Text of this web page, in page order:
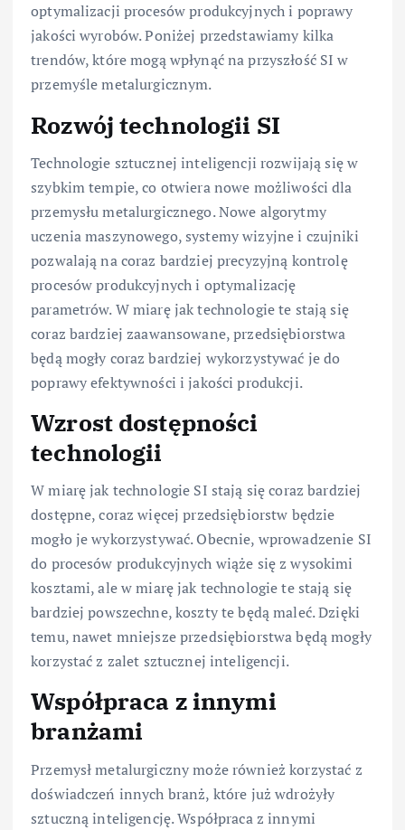
optymalizacji procesów produkcyjnych i poprawy
jakości wyrobów. Poniżej przedstawiamy kilka
trendów, które mogą wpłynąć na przyszłość SI w
przemyśle metalurgicznym.
Rozwój technologii SI
Technologie sztucznej inteligencji rozwijają się w
szybkim tempie, co otwiera nowe możliwości dla
przemysłu metalurgicznego. Nowe algorytmy
uczenia maszynowego, systemy wizyjne i czujniki
pozwalają na coraz bardziej precyzyjną kontrolę
procesów produkcyjnych i optymalizację
parametrów. W miarę jak technologie te stają się
coraz bardziej zaawansowane, przedsiębiorstwa
będą mogły coraz bardziej wykorzystywać je do
poprawy efektywności i jakości produkcji.
Wzrost dostępności
technologii
W miarę jak technologie SI stają się coraz bardziej
dostępne, coraz więcej przedsiębiorstw będzie
mogło je wykorzystywać. Obecnie, wprowadzenie SI
do procesów produkcyjnych wiąże się z wysokimi
kosztami, ale w miarę jak technologie te stają się
bardziej powszechne, koszty te będą maleć. Dzięki
temu, nawet mniejsze przedsiębiorstwa będą mogły
korzystać z zalet sztucznej inteligencji.
Współpraca z innymi
branżami
Przemysł metalurgiczny może również korzystać z
doświadczeń innych branż, które już wdrożyły
sztuczną inteligencję. Współpraca z innymi